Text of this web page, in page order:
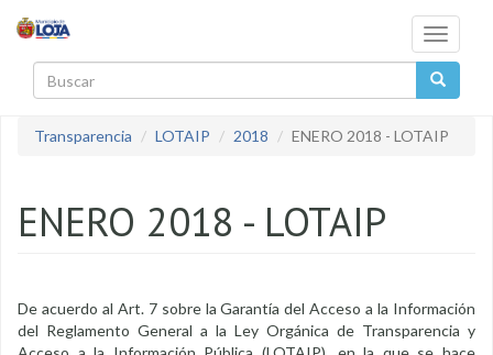
Toggle
Transparencia
LOTAIP 2018 ENERO 2018 - LOTAIP
ENERO 2018 - LOTAIP
De acuerdo al Art. 7 sobre la Garantía del Acceso a la Información
del Reglamento General a la Ley Orgánica de Transparencia y